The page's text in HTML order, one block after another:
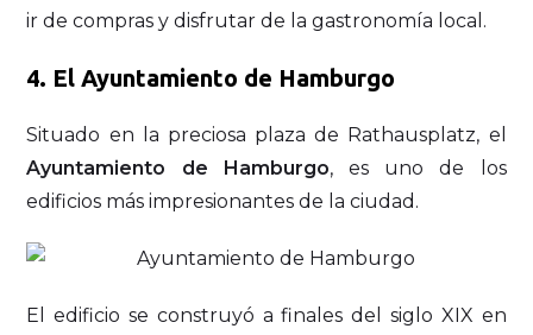
ir de compras y disfrutar de la gastronomía local.
4. El Ayuntamiento de Hamburgo
Situado en la preciosa plaza de Rathausplatz, el
Ayuntamiento de Hamburgo, es uno de los
edificios más impresionantes de la ciudad.
El edificio se construyó a finales del siglo XIX en